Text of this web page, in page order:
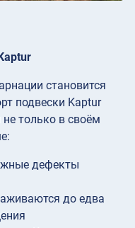
становится
подвески Kaptur
только в своём
дефекты
до едва